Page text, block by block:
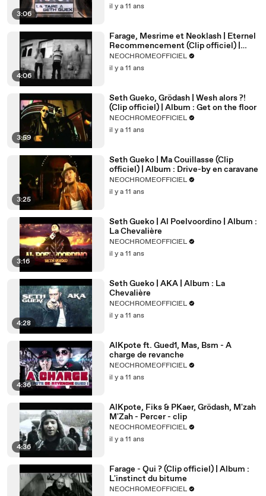
3:06
il y a 11 ans
4:06
Farage, Mesrime et Neoklash | Eternel
Recommencement (Clip officiel) |
Album : Témoin du Mal
NEOCHROMEOFFICIEL
il y a 11 ans
3:59
Seth Gueko, Grödash | Wesh alors ?!
(Clip officiel) | Album : Get on the floor
NEOCHROMEOFFICIEL
il y a 11 ans
3:25
Seth Gueko | Ma Couillasse (Clip
officiel) | Album : Drive-by en caravane
NEOCHROMEOFFICIEL
il y a 11 ans
3:16
Seth Gueko | Al Poelvoordino | Album :
La Chevalière
NEOCHROMEOFFICIEL
il y a 11 ans
4:28
Seth Gueko | AKA | Album : La
Chevalière
NEOCHROMEOFFICIEL
il y a 11 ans
4:36
AlKpote ft. Gued1, Mas, Bsm - A
charge de revanche
NEOCHROMEOFFICIEL
il y a 11 ans
4:36
AlKpote, Fiks & PKaer, Grödash, M'zah
M'Zah - Percer - clip
NEOCHROMEOFFICIEL
il y a 11 ans
Farage - Qui ? (Clip officiel) | Album :
L'instinct du bitume
NEOCHROMEOFFICIEL